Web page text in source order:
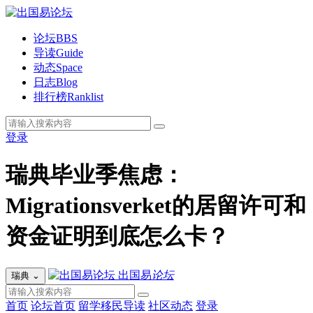
论坛BBS
导读Guide
动态Space
日志Blog
排行榜Ranklist
登录
瑞典毕业季焦虑：
Migrationsverket的居留许可和
资金证明到底怎么卡？
瑞典 ⌄ 出国易论坛
首页 论坛首页 留学移民导读 社区动态 登录